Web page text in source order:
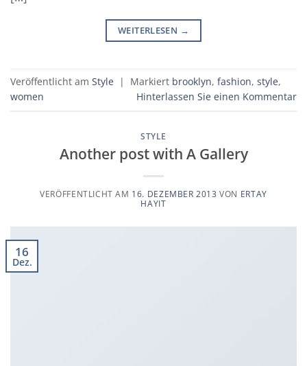
WEITERLESEN →
Veröffentlicht am Style | Markiert brooklyn, fashion, style,
women
Hinterlassen Sie einen Kommentar
STYLE
Another post with A Gallery
VERÖFFENTLICHT AM 16. DEZEMBER 2013 VON ERTAY
HAYIT
16
Dez.